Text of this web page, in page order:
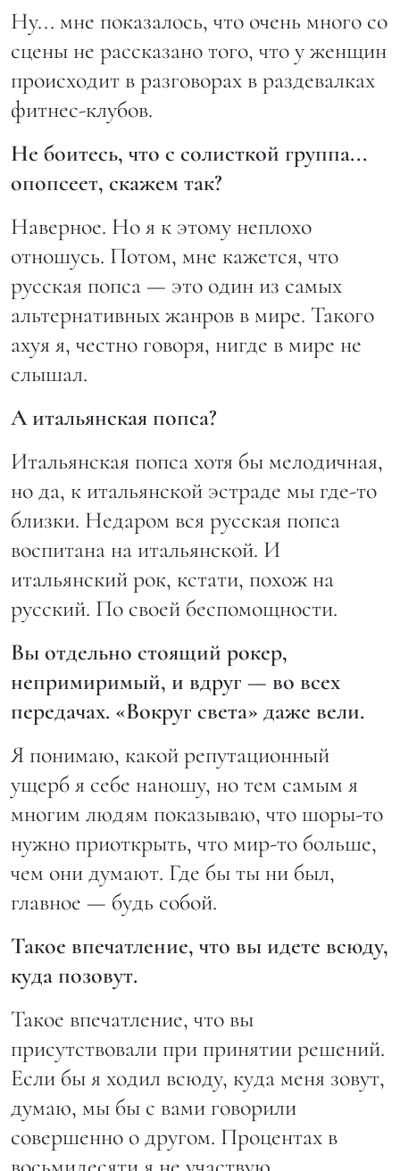
Ну... мне показалось, что очень много со
сцены не рассказано того, что у женщин
происходит в разговорах в раздевалках
фитнес-клубов.
Не боитесь, что с солисткой группа...
опопсеет, скажем так?
Наверное. Но я к этому неплохо
отношусь. Потом, мне кажется, что
русская попса — это один из самых
альтернативных жанров в мире. Такого
ахуя я, честно говоря, нигде в мире не
слышал.
А итальянская попса?
Итальянская попса хотя бы мелодичная,
но да, к итальянской эстраде мы где-то
близки. Недаром вся русская попса
воспитана на итальянской. И
итальянский рок, кстати, похож на
русский. По своей беспомощности.
Вы отдельно стоящий рокер,
непримиримый, и вдруг — во всех
передачах. «Вокруг света» даже вели.
Я понимаю, какой репутационный
ущерб я себе наношу, но тем самым я
многим людям показываю, что шоры-то
нужно приоткрыть, что мир-то больше,
чем они думают. Где бы ты ни был,
главное — будь собой.
Такое впечатление, что вы идете всюду,
куда позовут.
Такое впечатление, что вы
присутствовали при принятии решений.
Если бы я ходил всюду, куда меня зовут,
думаю, мы бы с вами говорили
совершенно о другом. Процентах в